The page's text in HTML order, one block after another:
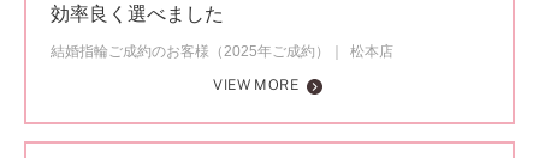
効率良く選べました
結婚指輪ご成約のお客様（2025年ご成約）
松本店
VIEW MORE